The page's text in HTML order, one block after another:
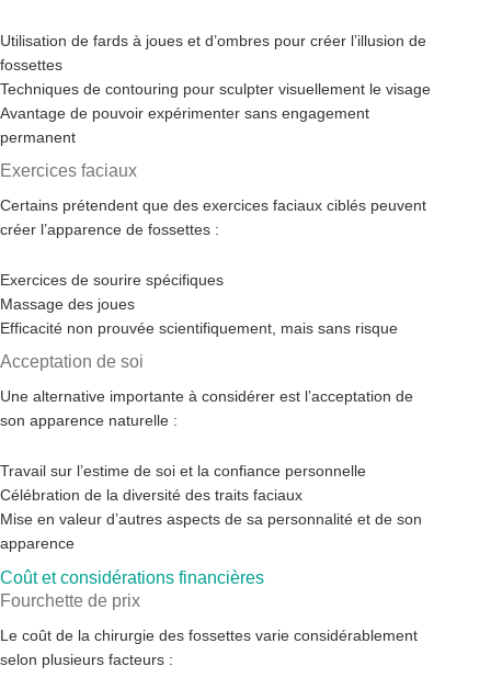
Utilisation de fards à joues et d’ombres pour créer l’illusion de
fossettes
Techniques de contouring pour sculpter visuellement le visage
Avantage de pouvoir expérimenter sans engagement
permanent
Exercices faciaux
Certains prétendent que des exercices faciaux ciblés peuvent
créer l’apparence de fossettes :
Exercices de sourire spécifiques
Massage des joues
Efficacité non prouvée scientifiquement, mais sans risque
Acceptation de soi
Une alternative importante à considérer est l’acceptation de
son apparence naturelle :
Travail sur l’estime de soi et la confiance personnelle
Célébration de la diversité des traits faciaux
Mise en valeur d’autres aspects de sa personnalité et de son
apparence
Coût et considérations financières
Fourchette de prix
Le coût de la chirurgie des fossettes varie considérablement
selon plusieurs facteurs :